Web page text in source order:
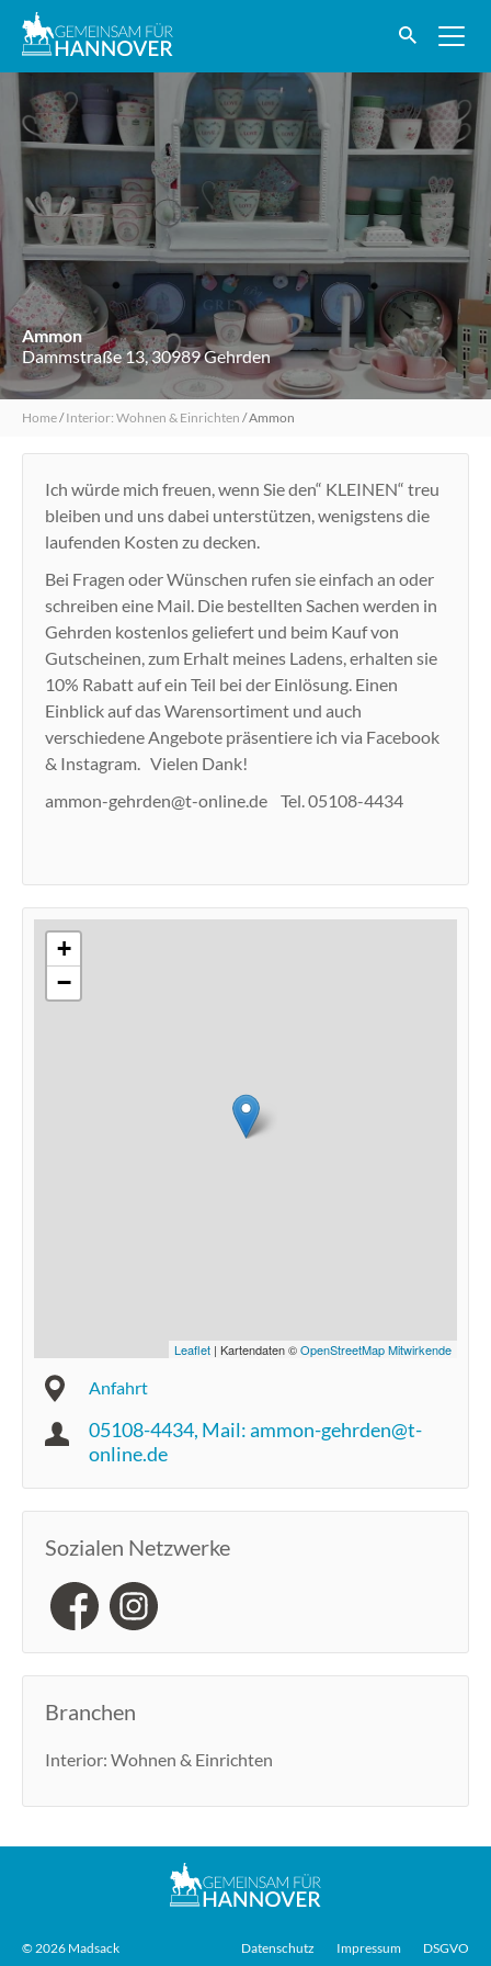
Ammon
Dammstraße 13, 30989 Gehrden
Home/Interior: Wohnen & Einrichten /Ammon
Ich würde mich freuen, wenn Sie den“ KLEINEN“ treu
bleiben und uns dabei unterstützen, wenigstens die
laufenden Kosten zu decken.
Bei Fragen oder Wünschen rufen sie einfach an oder
schreiben eine Mail. Die bestellten Sachen werden in
Gehrden kostenlos geliefert und beim Kauf von
Gutscheinen, zum Erhalt meines Ladens, erhalten sie
10% Rabatt auf ein Teil bei der Einlösung. Einen
Einblick auf das Warensortiment und auch
verschiedene Angebote präsentiere ich via Facebook
& Instagram. Vielen Dank!
ammon-gehrden@t-online.de Tel. 05108-4434
+
−
Leaflet | Kartendaten ©OpenStreetMap Mitwirkende
Anfahrt
05108-4434, Mail: ammon-gehrden@t-
online.de
Sozialen Netzwerke
Branchen
Interior: Wohnen & Einrichten
© 2026 Madsack Datenschutz Impressum DSGVO